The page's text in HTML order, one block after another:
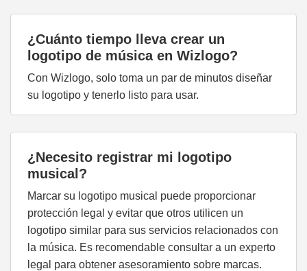
¿Cuánto tiempo lleva crear un
logotipo de música en Wizlogo?
Con Wizlogo, solo toma un par de minutos diseñar
su logotipo y tenerlo listo para usar.
¿Necesito registrar mi logotipo
musical?
Marcar su logotipo musical puede proporcionar
protección legal y evitar que otros utilicen un
logotipo similar para sus servicios relacionados con
la música. Es recomendable consultar a un experto
legal para obtener asesoramiento sobre marcas.